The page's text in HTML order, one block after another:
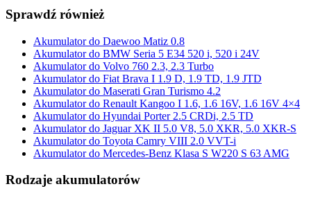
Sprawdź również
Akumulator do Daewoo Matiz 0.8
Akumulator do BMW Seria 5 E34 520 i, 520 i 24V
Akumulator do Volvo 760 2.3, 2.3 Turbo
Akumulator do Fiat Brava I 1.9 D, 1.9 TD, 1.9 JTD
Akumulator do Maserati Gran Turismo 4.2
Akumulator do Renault Kangoo I 1.6, 1.6 16V, 1.6 16V 4×4
Akumulator do Hyundai Porter 2.5 CRDi, 2.5 TD
Akumulator do Jaguar XK II 5.0 V8, 5.0 XKR, 5.0 XKR-S
Akumulator do Toyota Camry VIII 2.0 VVT-i
Akumulator do Mercedes-Benz Klasa S W220 S 63 AMG
Rodzaje akumulatorów